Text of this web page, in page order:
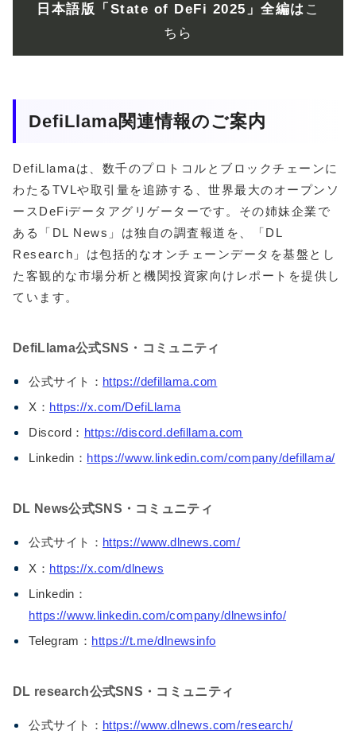
日本語版 「State of DeFi 2025」全編は こ
ちら
DefiLlama関連情報のご案内
DefiLlamaは、数千のプロトコルとブロックチェーンに
わたるTVLや取引量を追跡する、世界最大のオープンソ
ースDeFiデータアグリゲーターです。その姉妹企業で
ある「DL News」は独自の調査報道を、「DL
Research」は包括的なオンチェーンデータを基盤とし
た客観的な市場分析と機関投資家向けレポートを提供し
ています。
DefiLlama公式SNS・コミュニティ
公式サイト： https://defillama.com
X： https://x.com/DefiLlama
Discord： https://discord.defillama.com
Linkedin： https://www.linkedin.com/company/defillama/
DL News公式SNS・コミュニティ
公式サイト： https://www.dlnews.com/
X： https://x.com/dlnews
Linkedin：
https://www.linkedin.com/company/dlnewsinfo/
Telegram： https://t.me/dlnewsinfo
DL research公式SNS・コミュニティ
公式サイト： https://www.dlnews.com/research/